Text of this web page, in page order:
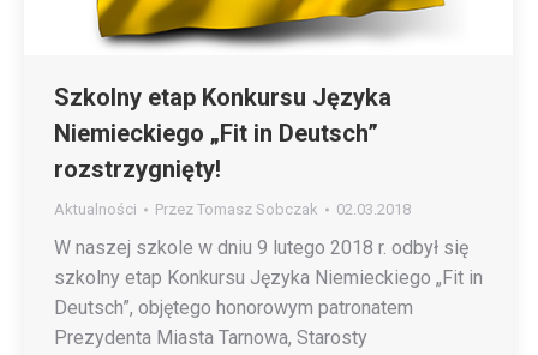
Szkolny etap Konkursu Języka
Niemieckiego „Fit in Deutsch”
rozstrzygnięty!
Aktualności Przez Tomasz Sobczak 02.03.2018
W naszej szkole w dniu 9 lutego 2018 r. odbył się
szkolny etap Konkursu Języka Niemieckiego „Fit in
Deutsch”, objętego honorowym patronatem
Prezydenta Miasta Tarnowa, Starosty